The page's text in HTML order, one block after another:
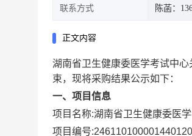
联系方式 陈菡：
正文内容
湖南省卫生健康委医学考试中
束，现将采购结果公示如下：
一、项目信息
项目名称:湖南省卫生健康委医
项目编号: